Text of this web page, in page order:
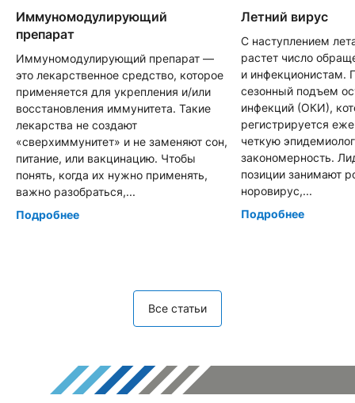
Иммуномодулирующий
препарат
Иммуномодулирующий препарат —
это лекарственное средство, которое
применяется для укрепления и/или
восстановления иммунитета. Такие
лекарства не создают
«сверхиммунитет» и не заменяют сон,
питание, или вакцинацию. Чтобы
понять, когда их нужно применять,
важно разобраться,...
Подробнее
Летний вирус
С наступлением
растет число
и инфекционистам.
сезонный подъем
инфекций (ОКИ),
регистрируется
четкую
закономерность.
позиции занимают
норовирус,...
Подробнее
Все статьи